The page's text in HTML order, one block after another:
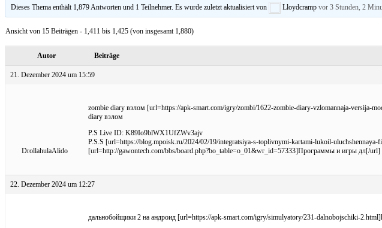
Dieses Thema enthält 1,879 Antworten und 1 Teilnehmer. Es wurde zuletzt aktualisiert von Lloydcrampvor 3 Stunden, 2
Ansicht von 15 Beiträgen - 1,411 bis 1,425 (von insgesamt 1,880)
Autor Beiträge
21. Dezember 2024 um 15:59
DrollahulaAlido
zombie diary взлом [url=https://apk-smart.com/igry/zombi/1622-zombie-diary-vzlomannaja-versija-
diary взлом
P.S Live ID: K89Io9blWX1UfZWv3ajv
P.S.S [url=https://blog.mpoisk.ru/2024/02/19/integratsiya-s-toplivnymi-kartami-lukoil-
[url=http://gawontech.com/bbs/board.php?bo_table=o_01&wr_id=57333]Программы и игры дл[/
22. Dezember 2024 um 12:27
дальнобойщики 2 на андроид [url=https://apk-smart.com/igry/simulyatory/231-dalnobojschiki-